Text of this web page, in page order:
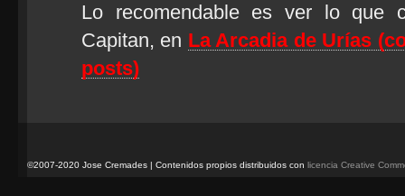
Lo recomendable es ver lo que
Capitan, en La Arcadia de Urías
posts)
©2007-2020 Jose Cremades | Contenidos propios distribuidos con licencia Creative